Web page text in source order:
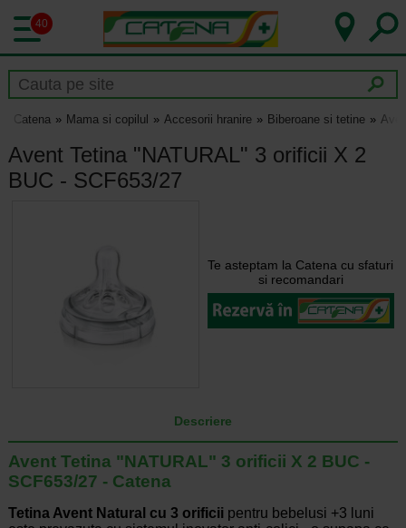
40
Catena Mama si copilul Accesorii hranire Biberoane si tetine
Avent Tetina "NATURAL" 3 orificii X 2
BUC - SCF653/27
Te asteptam la Catena cu sfaturi
si recomandari
Descriere
Avent Tetina "NATURAL" 3 orificii X 2 BUC -
SCF653/27 - Catena
Tetina Avent Natural cu 3 orificii pentru bebelusi +3 luni